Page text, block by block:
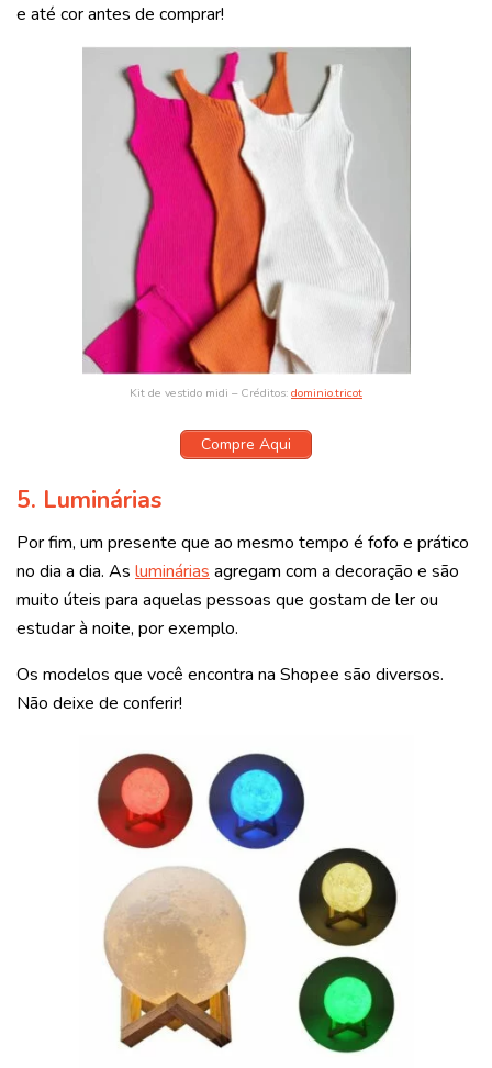
e até cor antes de comprar!
Kit de vestido midi – Créditos: dominio.tricot
Compre Aqui
5. Luminárias
Por fim, um presente que ao mesmo tempo é fofo e prático
no dia a dia. As luminárias agregam com a decoração e são
muito úteis para aquelas pessoas que gostam de ler ou
estudar à noite, por exemplo.
Os modelos que você encontra na Shopee são diversos.
Não deixe de conferir!